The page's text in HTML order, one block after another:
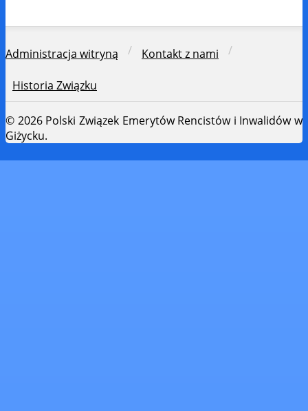
Administracja witryną Kontakt z nami
Historia Związku
© 2026 Polski Związek Emerytów Rencistów i Inwalidów w
Giżycku.